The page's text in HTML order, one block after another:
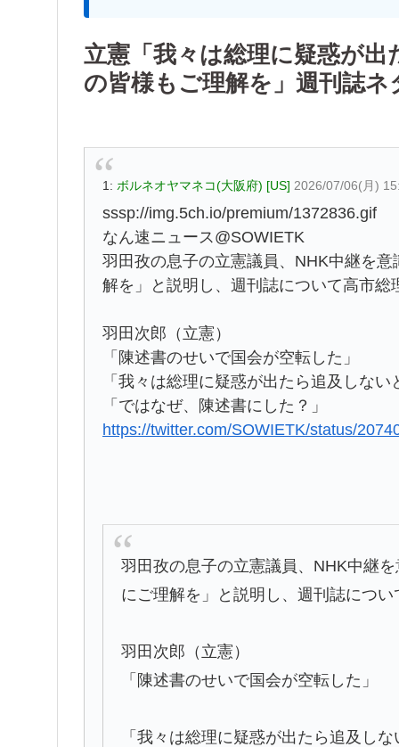
立憲「我々は総理に疑惑が
の皆様もご理解を」週刊誌ネ
1: ボルネオヤマネコ(大阪府) [US] 2026/07/06(月)
sssp://img.5ch.io/premium/1372836.gif
なん速ニュース@SOWIETK
羽田孜の息子の立憲議員、NHK中継を
解を」と説明し、週刊誌について高市総
羽田次郎（立憲）
「陳述書のせいで国会が空転した」
「我々は総理に疑惑が出たら追及しな
「ではなぜ、陳述書にした？」
https://twitter.com/SOWIETK/status/
羽田孜の息子の立憲議員、NHK中継
にご理解を」と説明し、週刊誌につ
羽田次郎（立憲）
「陳述書のせいで国会が空転した」
「我々は総理に疑惑が出たら追及し